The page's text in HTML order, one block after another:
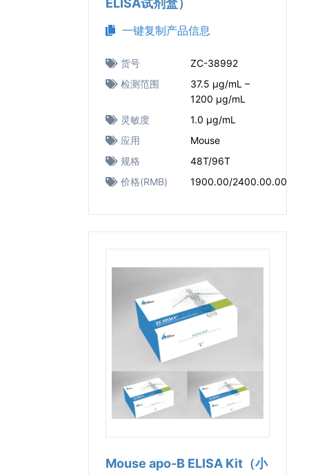
ELISA试剂盒）
一键复制产品信息
货号
ZC-38992
检测范围
37.5 μg/mL –
1200 μg/mL
灵敏度
1.0 μg/mL
应用
Mouse
规格
48T/96T
价格(RMB)
1900.00/2400.00.00
Mouse apo-B ELISA Kit（小